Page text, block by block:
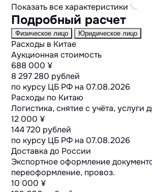
Показать все характеристики
Подробный расчет
Физическое лицо Юридическое лицо
Расходы в Китае
Аукционная стоимость
688 000 ¥
8 297 280 рублей
по курсу ЦБ РФ на 07.08.2026
Расходы по Китаю
Логистика, снятие с учёта, услуги
12 000 ¥
144 720 рублей
по курсу ЦБ РФ на 07.08.2026
Доставка до России
Экспортное оформление
переоформление, провоз.
10 000 ¥